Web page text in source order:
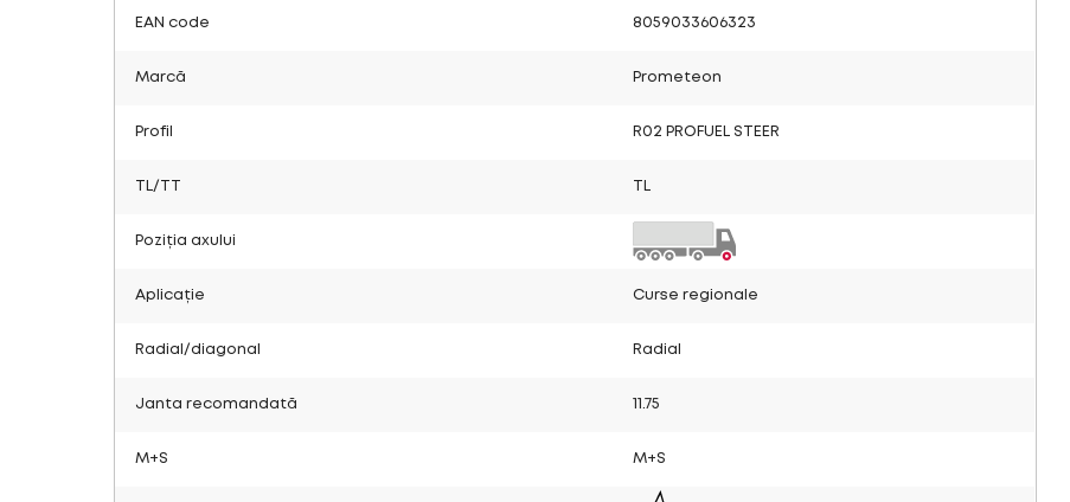
EAN code 8059033606323
Marcă Prometeon
Profil R02 PROFUEL STEER
TL/TT
Poziția axului
Aplicație Curse regionale
Radial/diagonal Radial
Janta recomandată 11.75
M+S M+S